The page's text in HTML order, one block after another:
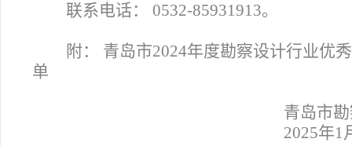
联系电话： 0532-85931913。
附： 青岛市2024年度勘察设计行业优
单
青岛市
2025年1